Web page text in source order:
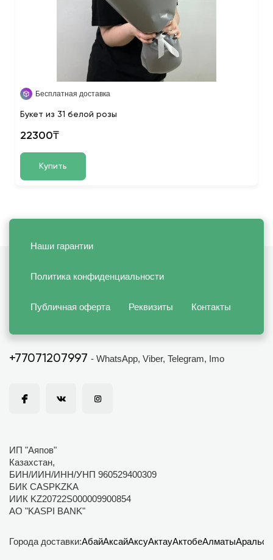
Бесплатная доставка
Букет из 31 белой розы
22300₸
Купить
Наши гарантии
Политика конфиденциальности
Публичная оферта Реквизиты Контакты
+77071207997 - WhatsApp, Viber, Telegram, Imo
ИП "Аяпов"
Казахстан,
БИН/ИИН/ИНН/УНП 960529400309
БИК CASPKZKA
ИИК KZ20722S000009900854
АО "KASPI BANK"
Города доставки:АбайАксайАксуАктауАктобеАлматыАральск